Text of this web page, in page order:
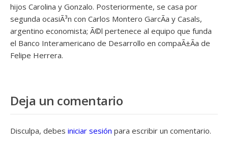
hijos Carolina y Gonzalo. Posteriormente, se casa por
segunda ocasiÃ³n con Carlos Montero GarcÃ­a y Casals,
argentino economista; Ã©l pertenece al equipo que funda
el Banco Interamericano de Desarrollo en compaÃ±Ã­a de
Felipe Herrera.
Deja un comentario
Disculpa, debes iniciar sesión para escribir un comentario.